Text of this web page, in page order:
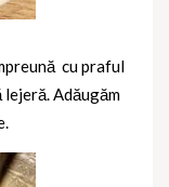
cu praful
lejeră. Adăugăm